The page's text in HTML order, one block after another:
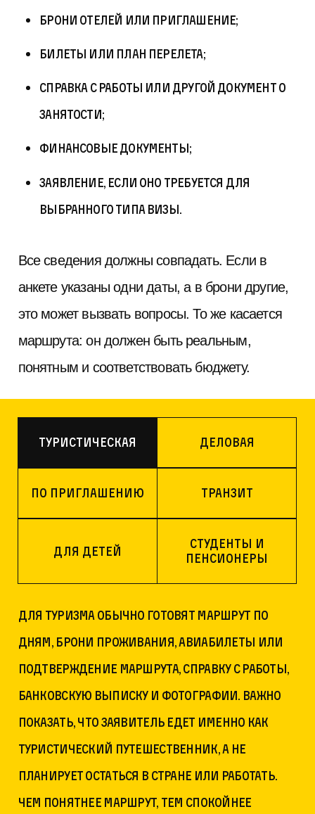
брони отелей или приглашение;
билеты или план перелета;
справка с работы или другой документ о
занятости;
финансовые документы;
заявление, если оно требуется для
выбранного типа визы.
Все сведения должны совпадать. Если в
анкете указаны одни даты, а в брони другие,
это может вызвать вопросы. То же касается
маршрута: он должен быть реальным,
понятным и соответствовать бюджету.
Туристическая Деловая
По приглашению Транзит
Для детей
Студенты и
пенсионеры
Для туризма обычно готовят маршрут по
дням, брони проживания, авиабилеты или
подтверждение маршрута, справку с работы,
банковскую выписку и фотографии. Важно
показать, что заявитель едет именно как
туристический путешественник, а не
планирует остаться в стране или работать.
Чем понятнее маршрут, тем спокойнее